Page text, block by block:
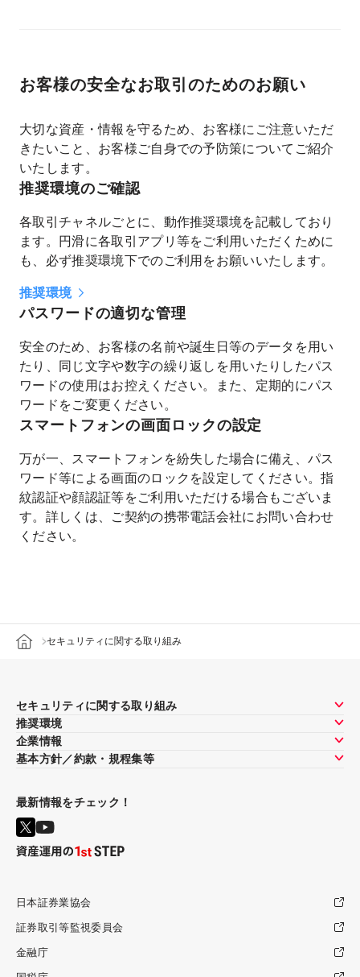
お客様の安全なお取引のためのお願い
大切な資産・情報を守るため、お客様にご注意いただ
きたいこと、お客様ご自身での予防策についてご紹介
いたします。
推奨環境のご確認
各取引チャネルごとに、動作推奨環境を記載しており
ます。円滑に各取引アプリ等をご利用いただくために
も、必ず推奨環境下でのご利用をお願いいたします。
推奨環境
パスワードの適切な管理
安全のため、お客様の名前や誕生日等のデータを用い
たり、同じ文字や数字の繰り返しを用いたりしたパス
ワードの使用はお控えください。また、定期的にパス
ワードをご変更ください。
スマートフォンの画面ロックの設定
万が一、スマートフォンを紛失した場合に備え、パス
ワード等による画面のロックを設定してください。指
紋認証や顔認証等をご利用いただける場合もございま
す。詳しくは、ご契約の携帯電話会社にお問い合わせ
ください。
セキュリティに関する取り組み
セキュリティに関する取り組み
推奨環境
企業情報
基本方針／約款・規程集等
最新情報をチェック！
日本証券業協会
証券取引等監視委員会
金融庁